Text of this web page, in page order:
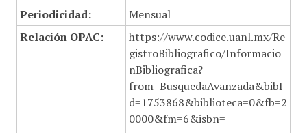
Periodicidad:
Mensual
Relación OPAC:
https://www.codice.uanl.mx/Re
gistroBibliografico/Informacio
nBibliografica?
from=BusquedaAvanzada&bibI
d=1753868&biblioteca=0&fb=2
0000&fm=6&isbn=